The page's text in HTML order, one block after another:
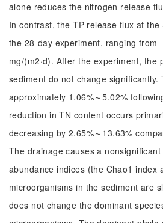
alone reduces the nitrogen release
In contrast, the TP release flux at the
the 28-day experiment, ranging from
mg/(m2·d). After the experiment, the
sediment do not change significantly.
approximately 1.06%～5.02%
reduction in TN content occurs
decreasing by 2.65%～13.63%
The drainage causes a
abundance indices (the Chao1 index
microorganisms in the sediment are
does not change the dominant